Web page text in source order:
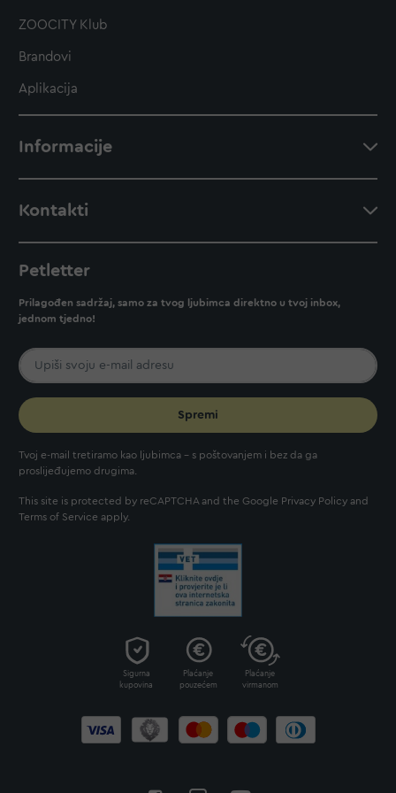
ZOOCITY Klub
Brandovi
Aplikacija
Informacije
Kontakti
Petletter
Prilagođen sadržaj, samo za tvog ljubimca direktno u tvoj inbox,
jednom tjedno!
Spremi
Tvoj e-mail tretiramo kao ljubimca - s poštovanjem i bez da ga
proslijeđujemo drugima.
This site is protected by reCAPTCHA and the Google Privacy Policy and
Terms of Service apply.
Sigurna
kupovina
Plaćanje
pouzećem
Plaćanje
virmanom